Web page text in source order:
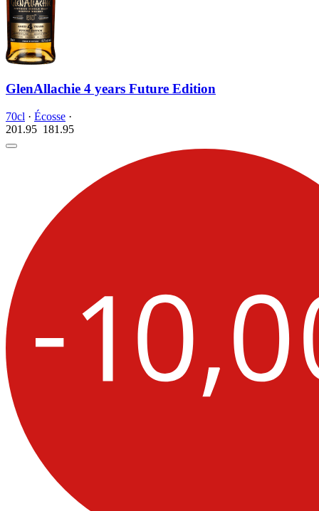
GlenAllachie 4 years Future Edition
70cl · Écosse ·
201.95 181.95